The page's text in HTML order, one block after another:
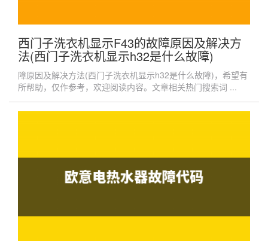
西门子洗衣机显示F43的故障原因及解决方
法(西门子洗衣机显示h32是什么故障)
障原因及解决方法(西门子洗衣机显示h32是什么故障)，希望有
所帮助，仅作参考，欢迎阅读内容。文章相关热门搜索词 ...